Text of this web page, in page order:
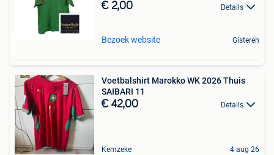
€ 2,00 Details
Bezoek website Gisteren
Voetbalshirt Marokko WK 2026 Thuis
SAIBARI 11
€ 42,00 Details
Kemzeke 4 aug 26